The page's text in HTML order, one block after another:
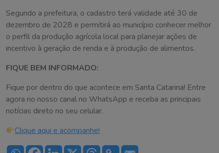
Segundo a prefeitura, o cadastro terá validade até 30 de
dezembro de 2028 e permitirá ao município conhecer melhor
o perfil da produção agrícola local para planejar ações de
incentivo à geração de renda e à produção de alimentos.
FIQUE BEM INFORMADO:
Fique por dentro do que acontece em Santa Catarina! Entre
agora no nosso canal no WhatsApp e receba as principais
notícias direto no seu celular.
Clique aqui e acompanhe!